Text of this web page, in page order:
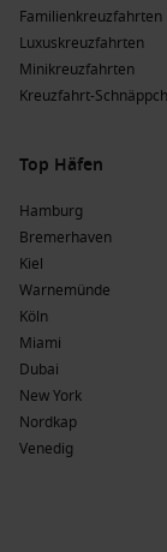
Familienkreuzfahrten
Luxuskreuzfahrten
Minikreuzfahrten
Kreuzfahrt-
Top Häfen
Hamburg
Bremerhaven
Kiel
Warnemünde
Köln
Miami
Dubai
New York
Nordkap
Venedig